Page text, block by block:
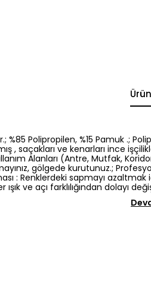
%85 Polipropilen, %15 Pamuk
, saçakları ve kenarları ince
Alanları (Antre, Mutfak,
gölgede kurutunuz.;
: Renklerdeki sapmayı
ve açı farklılığından dolayı